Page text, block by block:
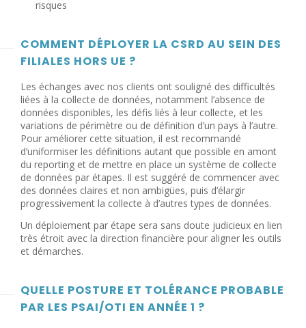
risques
COMMENT DÉPLOYER LA CSRD AU SEIN DES
FILIALES HORS UE ?
Les échanges avec nos clients ont souligné des difficultés
liées à la collecte de données, notamment l’absence de
données disponibles, les défis liés à leur collecte, et les
variations de périmètre ou de définition d’un pays à l’autre.
Pour améliorer cette situation, il est recommandé
d’uniformiser les définitions autant que possible en amont
du reporting et de mettre en place un système de collecte
de données par étapes. Il est suggéré de commencer avec
des données claires et non ambigües, puis d’élargir
progressivement la collecte à d’autres types de données.
Un déploiement par étape sera sans doute judicieux en lien
très étroit avec la direction financière pour aligner les outils
et démarches.
QUELLE POSTURE ET TOLÉRANCE PROBABLE
PAR LES PSAI/OTI EN ANNÉE 1 ?